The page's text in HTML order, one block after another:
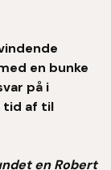
en bunke
på i
tid af til
en Robert